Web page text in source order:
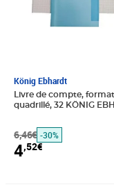
König Ebhardt
Livre de compte,
quadrillé, 32 KÖNIG
6,46€ -30%
4,52€